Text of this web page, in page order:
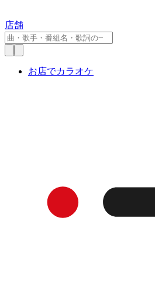
店舗
お店でカラオケ